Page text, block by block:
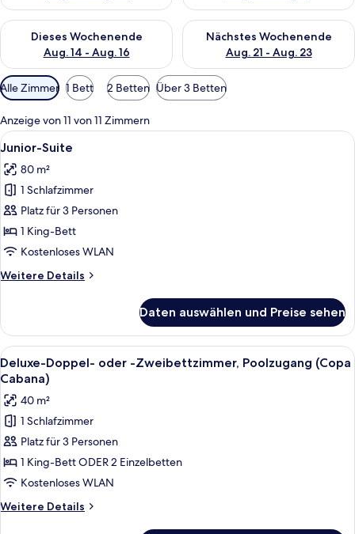
Dieses Wochenende
Aug. 14 - Aug. 16
Überprüfe die Verfügbarkeit für dieses Wochenende, Aug. 14
Nächstes Wochenende
Aug. 21 - Aug. 23
Überprüfe die Verfügbarkeit
Verfügbare
Filter
für
Zimmer
Alle Zimmer 1 Bett 2 Betten Über 3 Betten
Anzeige von 11 von 11 Zimmern
Alle
Fotos
für
Junior-
Suite
anzeigen
Ein Hotelzimmer mit einem großen
10
Junior-Suite
80 m²
1 Schlafzimmer
Platz für 3 Personen
1 King-Bett
Kostenloses WLAN
Weitere Details
Weitere
Suite
Daten auswählen und Preise sehen
Alle
Fotos
für
Deluxe-
Doppel-
oder
-
Zweibettzimmer,
Poolzugang
(Copa
Ein geräumiges Schlafzimmer mit
8
Deluxe-Doppel- oder -Zweibettzimmer, Poolzugang (Copa
Cabana)
40 m²
1 Schlafzimmer
Platz für 3 Personen
1 King-Bett ODER 2 Einzelbetten
Kostenloses WLAN
Weitere Details
Weitere